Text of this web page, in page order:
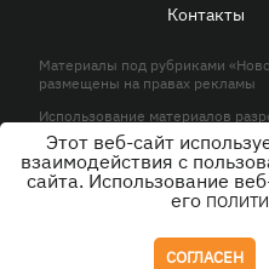
Контакты
Материалы под рубриками
размещены на правах рекламы
Использование материалов
активной гиперссылки на KP.UA
© ООО «ЮЛАВ МЕДИА»,2026.
Этот веб-сайт
взаимодействия с
сайта. Использование
его
СОГЛАСЕН